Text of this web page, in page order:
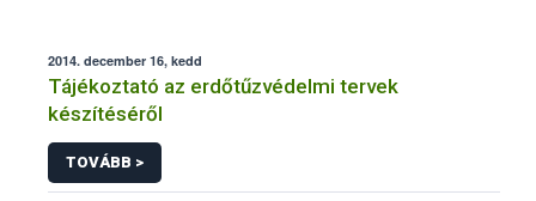
2014. december 16, kedd
Tájékoztató az erdőtűzvédelmi tervek
készítéséről
TOVÁBB >